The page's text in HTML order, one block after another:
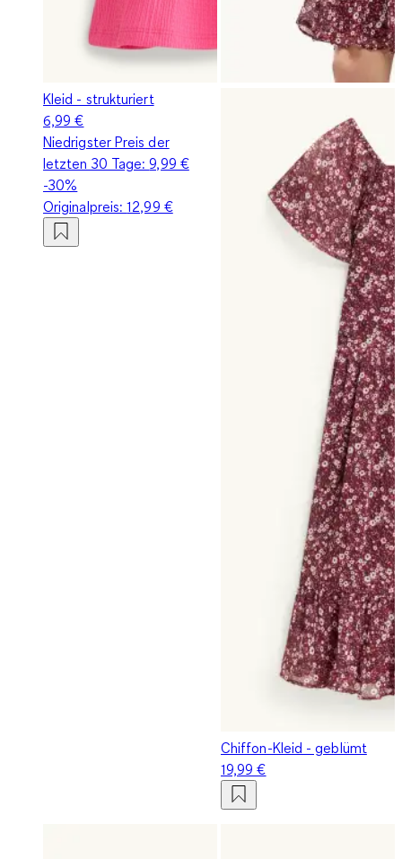
Kleid - strukturiert
6,99 €
Niedrigster Preis der
letzten 30 Tage:9,99 €
-30%
Originalpreis:12,99 €
Chiffon-Kleid - geblümt
19,99 €